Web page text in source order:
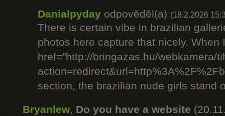
Danialpyday odpověděl(a) (18.2.2026
There is certain vibe in brazilian
photos here capture that nicely. When
href="http://bringazas.hu/webkamera/
section, the brazilian nude girls stand
Bryanlew, Do you have a website